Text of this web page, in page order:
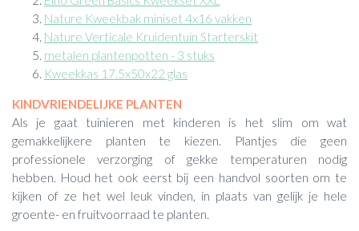
Nature Kweekbak miniset 4x16 vakken
Nature Verticale Kruidentuin Starterskit
metalen plantenpotten - 3 stuks
Kweekkas 17.5x50x22 glas
KINDVRIENDELIJKE PLANTEN
Als je gaat tuinieren met kinderen is het slim om wat
gemakkelijkere planten te kiezen. Plantjes die geen
professionele verzorging of gekke temperaturen nodig
hebben. Houd het ook eerst bij een handvol soorten om te
kijken of ze het wel leuk vinden, in plaats van gelijk je hele
groente- en fruitvoorraad te planten.